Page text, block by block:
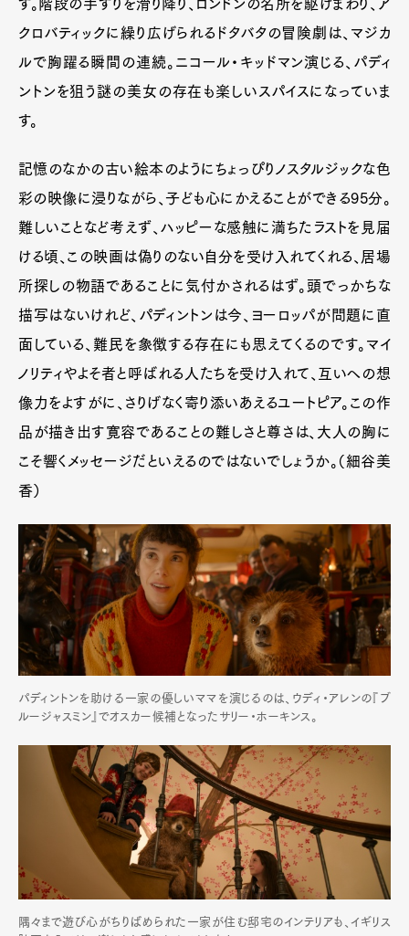
す。階段の手すりを滑り降り、ロンドンの名所を駆けまわり、ア
クロバティックに繰り広げられるドタバタの冒険劇は、マジカ
ルで胸躍る瞬間の連続。ニコール・キッドマン演じる、パディ
ントンを狙う謎の美女の存在も楽しいスパイスになっていま
す。
記憶のなかの古い絵本のようにちょっぴりノスタルジックな色
彩の映像に浸りながら、子ども心にかえることができる95分。
難しいことなど考えず、ハッピーな感触に満ちたラストを見届
ける頃、この映画は偽りのない自分を受け入れてくれる、居場
所探しの物語であることに気付かされるはず。頭でっかちな
描写はないけれど、パディントンは今、ヨーロッパが問題に直
面している、難民を象徴する存在にも思えてくるのです。マイ
ノリティやよそ者と呼ばれる人たちを受け入れて、互いへの想
像力をよすがに、さりげなく寄り添いあえるユートピア。この作
品が描き出す寛容であることの難しさと尊さは、大人の胸に
こそ響くメッセージだといえるのではないでしょうか。（細谷美
香）
パディントンを助ける一家の優しいママを演じるのは、ウディ・アレンの『ブ
ルージャスミン』でオスカー候補となったサリー・ホーキンス。
隅々まで遊び心がちりばめられた一家が住む邸宅のインテリアも、イギリス